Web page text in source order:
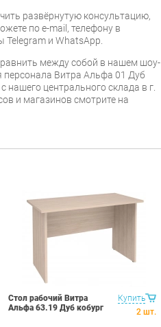
развёрнутую консультацию,
по e-mail, телефону в
Telegram и WhatsApp.
между собой в нашем шоу-
персонала Витра Альфа 01 Дуб
нашего центрального склада в г.
и магазинов смотрите на
Купить
Стол рабочий Витра
Альфа 63.19 Дуб кобург
2 шт.